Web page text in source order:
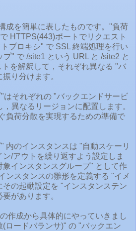
成を簡単に表したものです。"負荷
HTTPS(443)ポートでリクエスト
プロキシ" で SSL 終端処理を行い
" で /site1 という URL と /site2 と
を解釈して，それぞれ異なる "バ
り分けます。
はそれぞれの "バックエンドサービ
異なるリージョンに配置します。
負荷分散を実現するための準備で
内のインスタンスは "自動スケーリ
/アウトを繰り返すよう設定しま
インスタンスグループ" として作
ンスタンスの雛形を定義する "イメ
の起動設定を "インスタンステン
があります。
作成から具体的にやっていきまし
(ロードバランサ)" の "バックエン